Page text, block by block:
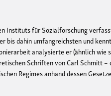
Instituts für Sozialforschung
bis dahin umfangreichsten und
analysierte er (ähnlich wie
Schriften von Carl Schmitt –
Regimes anhand dessen